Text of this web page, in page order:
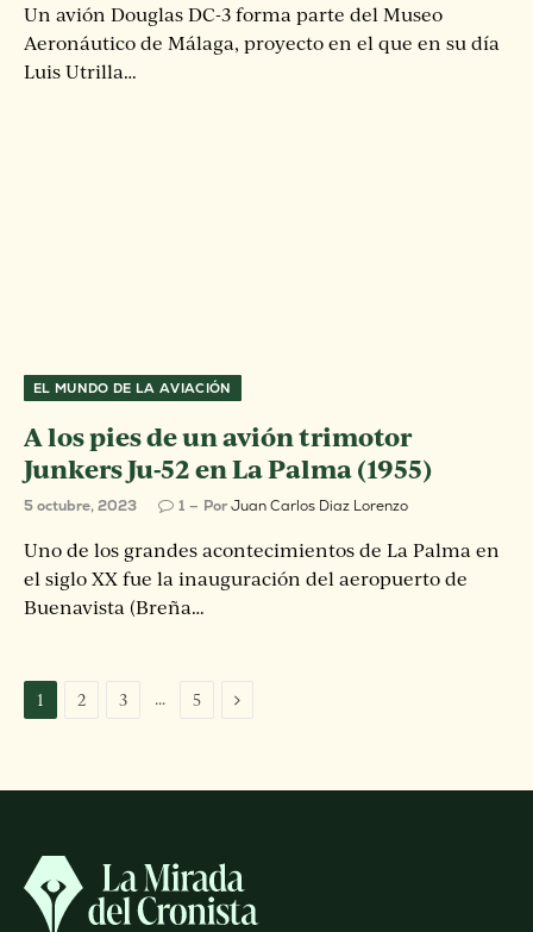
Un avión Douglas DC-3 forma parte del Museo
Aeronáutico de Málaga, proyecto en el que en su día
Luis Utrilla…
EL MUNDO DE LA AVIACIÓN
A los pies de un avión trimotor
Junkers Ju-52 en La Palma (1955)
5 octubre, 2023 1 PorJuan Carlos Diaz Lorenzo
Uno de los grandes acontecimientos de La Palma en
el siglo XX fue la inauguración del aeropuerto de
Buenavista (Breña…
1 2 3 … 5 Next